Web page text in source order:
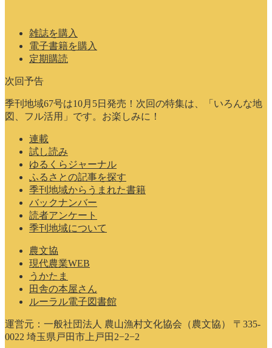
雑誌を購入
電子書籍を購入
定期購読
次回予告
季刊地域67号は10月5日発売！次回の特集は、「いろんな地
図、フル活用」です。お楽しみに！
連載
試し読み
ゆるくらジャーナル
ふるさとの記事を探す
季刊地域からうまれた書籍
バックナンバー
読者アンケート
季刊地域について
農文協
現代農業WEB
うかたま
田舎の本屋さん
ルーラル電子図書館
運営元：一般社団法人 農山漁村文化協会（農文協） 〒335-
0022 埼玉県戸田市上戸田2−2−2